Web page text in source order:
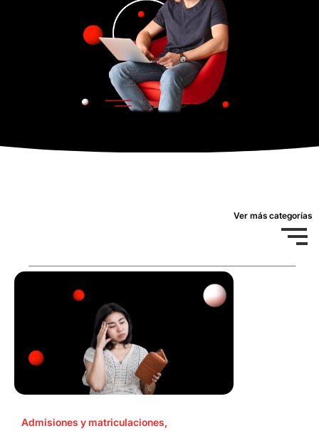
Ver más categorías
Admisiones y matriculaciones,